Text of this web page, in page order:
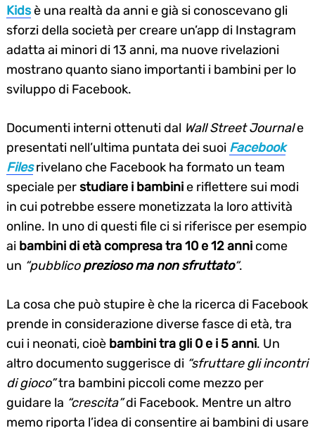
Kidsè una realtà da anni e già si conoscevano gli
sforzi della società per creare un’app di Instagram
adatta ai minori di 13 anni, ma nuove rivelazioni
mostrano quanto siano importanti i bambini per lo
sviluppo di Facebook.
Documenti interni ottenuti dal Wall Street Journale
presentati nell’ultima puntata dei suoi Facebook
Files rivelano che Facebook ha formato un team
speciale perstudiare i bambinie riflettere sui modi
in cui potrebbe essere monetizzata la loro attività
online. In uno di questi file ci si riferisce per esempio
ai bambini di età compresa tra 10 e 12 anni come
un “pubblicoprezioso ma non sfruttato“.
La cosa che può stupire è che la ricerca di Facebook
prende in considerazione diverse fasce di età, tra
cui i neonati, cioè bambini tra gli 0 e i 5 anni. Un
altro documento suggerisce di “sfruttare gli incontri
di gioco”tra bambini piccoli come mezzo per
guidare la “crescita”di Facebook. Mentre un altro
memo riporta l’idea di consentire ai bambini di usare